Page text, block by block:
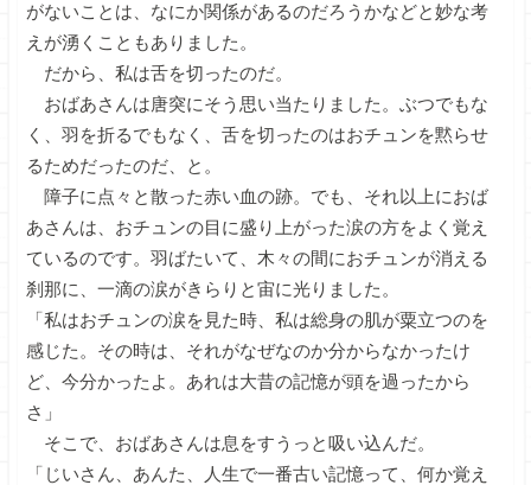
がないことは、なにか関係があるのだろうかなどと妙な考
えが湧くこともありました。
だから、私は舌を切ったのだ。
おばあさんは唐突にそう思い当たりました。ぶつでもな
く、羽を折るでもなく、舌を切ったのはおチュンを黙らせ
るためだったのだ、と。
障子に点々と散った赤い血の跡。でも、それ以上におば
あさんは、おチュンの目に盛り上がった涙の方をよく覚え
ているのです。羽ばたいて、木々の間におチュンが消える
刹那に、一滴の涙がきらりと宙に光りました。
「私はおチュンの涙を見た時、私は総身の肌が粟立つのを
感じた。その時は、それがなぜなのか分からなかったけ
ど、今分かったよ。あれは大昔の記憶が頭を過ったから
さ」
そこで、おばあさんは息をすうっと吸い込んだ。
「じいさん、あんた、人生で一番古い記憶って、何か覚え